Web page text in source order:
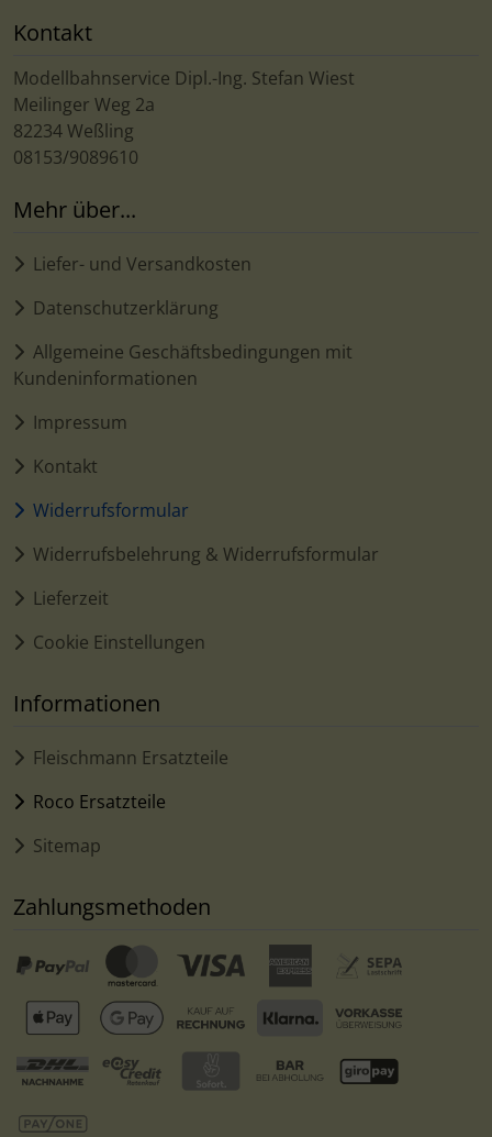
Kontakt
Modellbahnservice Dipl.-Ing. Stefan Wiest
Meilinger Weg 2a
82234 Weßling
08153/9089610
Mehr über...
Liefer- und Versandkosten
Datenschutzerklärung
Allgemeine Geschäftsbedingungen mit
Kundeninformationen
Impressum
Kontakt
Widerrufsformular
Widerrufsbelehrung & Widerrufsformular
Lieferzeit
Cookie Einstellungen
Informationen
Fleischmann Ersatzteile
Roco Ersatzteile
Sitemap
Zahlungsmethoden